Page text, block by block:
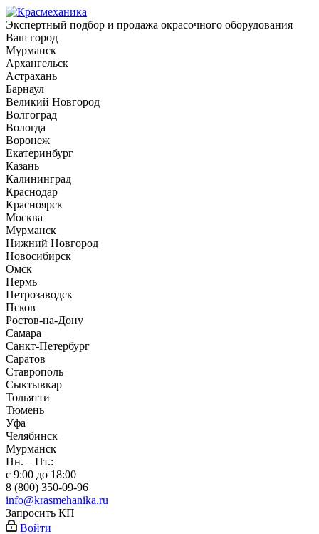
Экспертный подбор и продажа окрасочного оборудования
Ваш город
Мурманск
Архангельск
Астрахань
Барнаул
Великий Новгород
Волгоград
Вологда
Воронеж
Екатеринбург
Казань
Калининград
Краснодар
Красноярск
Москва
Мурманск
Нижний Новгород
Новосибирск
Омск
Пермь
Петрозаводск
Псков
Ростов-на-Дону
Самара
Санкт-Петербург
Саратов
Ставрополь
Сыктывкар
Тольятти
Тюмень
Уфа
Челябинск
Мурманск
Пн. – Пт.:
с 9:00 до 18:00
8 (800) 350-09-96
info@krasmehanika.ru
Запросить КП
Войти